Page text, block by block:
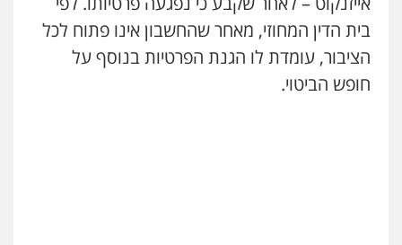
בית הדין המחוזי, מאחר שהחשבון אינו פתוח לכל
הציבור, עומדת לו הגנת הפרטיות בנוסף על
חופש הביטוי.